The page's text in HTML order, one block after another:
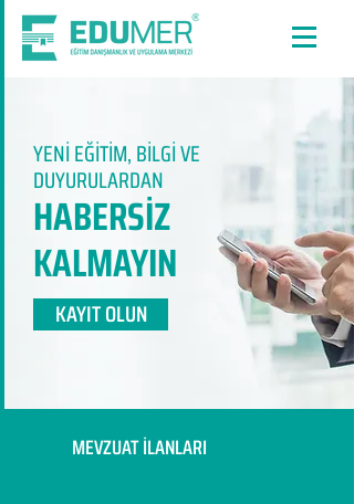
YENİ EĞİTİM, BİLGİ VE
DUYURULARDAN
HABERSİZ
KALMAYIN​
KAYIT OLUN
MEVZUAT İLANLARI